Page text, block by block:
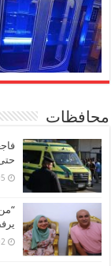
محافظات